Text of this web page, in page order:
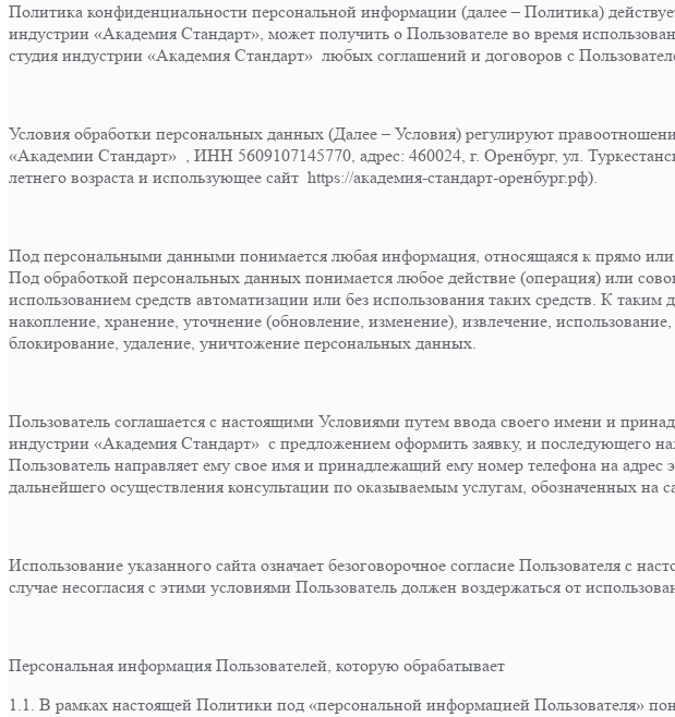
Политика конфиденциальности персональной информации (далее – Политика)
индустрии «Академия Стандарт», может получить о Пользователе во время
студия индустрии «Академия Стандарт» любых соглашений и договоров с
Условия обработки персональных данных (Далее – Условия) регулируют
«Академии Стандарт» , ИНН 5609107145770, адрес: 460024, г. Оренбург, ул.
летнего возраста и использующее сайт https://академия-стандарт-оренбург.рф).
Под персональными данными понимается любая информация, относящаяся к прямо
Под обработкой персональных данных понимается любое действие (операция) или
использованием средств автоматизации или без использования таких средств. К
накопление, хранение, уточнение (обновление, изменение), извлечение,
блокирование, удаление, уничтожение персональных данных.
Пользователь соглашается с настоящими Условиями путем ввода своего имени и
индустрии «Академия Стандарт» с предложением оформить заявку, и последующего
Пользователь направляет ему свое имя и принадлежащий ему номер телефона на
дальнейшего осуществления консультации по оказываемым услугам, обозначенных на
Использование указанного сайта означает безоговорочное согласие Пользователя с
случае несогласия с этими условиями Пользователь должен воздержаться от
Персональная информация Пользователей, которую обрабатывает
1.1. В рамках настоящей Политики под «персональной информацией Пользователя»